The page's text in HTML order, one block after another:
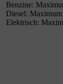
Benzine:
Diesel:
Elektrisch: